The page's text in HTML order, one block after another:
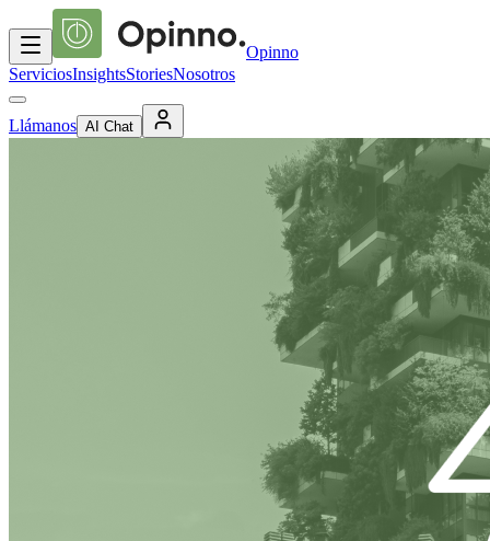
Opinno
ServiciosInsightsStoriesNosotros
Llámanos AI Chat